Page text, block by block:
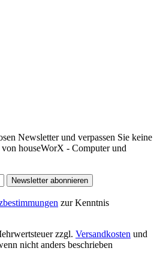
Newsletter und verpassen Sie keine
houseWorX - Computer und
Newsletter abonnieren
zur Kenntnis
zzgl. Versandkosten und
nicht anders beschrieben